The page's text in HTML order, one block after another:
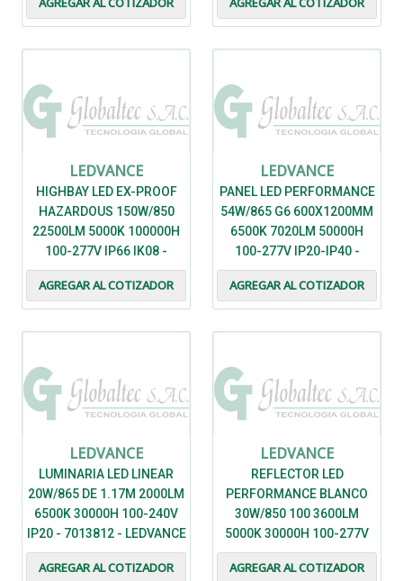
LEDVANCE
LEDVANCE
HIGHBAY LED EX-PROOF
HAZARDOUS 150W/850
22500LM 5000K 100000H
100-277V IP66 IK08 -
7022317 - LEDVANCE
AGREGAR AL COTIZADOR
LEDVANCE
PANEL LED PERFORMANCE
54W/865 G6 600X1200MM
6500K 7020LM 50000H
100-277V IP20-IP40 -
7021895 - LEDVANCE
AGREGAR AL COTIZADOR
LEDVANCE
LUMINARIA LED LINEAR
20W/865 DE 1.17M 2000LM
6500K 30000H 100-240V
IP20 - 7013812 - LEDVANCE
AGREGAR AL COTIZADOR
LEDVANCE
REFLECTOR LED
PERFORMANCE BLANCO
30W/850 100 3600LM
5000K 30000H 100-277V
IP65 IK07 - 7016884 -
LEDVANCE
AGREGAR AL COTIZADOR